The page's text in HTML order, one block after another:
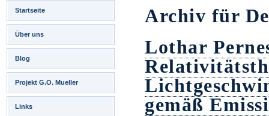
Startseite
Über uns
Blog
Projekt G.O. Mueller
Links
Archiv für
Lothar
gemäß